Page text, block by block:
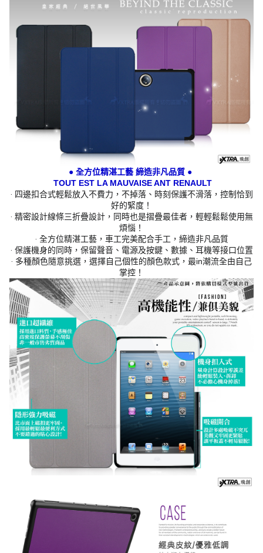
● 全方位精湛工藝 締造非凡品質 ●
TOUT EST LA MAUVAISE ANT RENAULT
‧ 四邊扣合式輕鬆放入不費力，不掉落、時刻保護不滑落，控制恰到
好的緊度！
‧ 精密設計線條三折疊設計，同時也是摺疊最佳者，輕輕鬆鬆使用無
煩惱！
‧ 全方位精湛工藝，車工完美配合手工，締造非凡品質
‧ 保護機身的同時，保留聲音、電源及按鍵、數據、耳機等接口位置
‧ 多種顏色隨意挑選，選擇自己個性的顏色款式，最in潮流全由自己
掌控！